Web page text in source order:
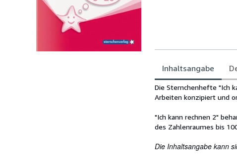
Inhaltsangabe
Inhaltsangabe
Die Sternchenhefte "Ich
Arbeiten konzipiert und
"Ich kann rechnen 2"
des Zahlenraumes bis
Die Inhaltsangabe kann